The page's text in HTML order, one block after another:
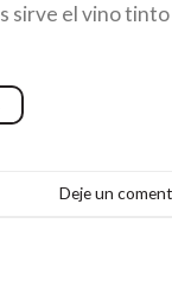
sirve el vino tinto
Deje un